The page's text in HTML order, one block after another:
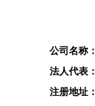
公司名称：
法人代表：
注册地址：